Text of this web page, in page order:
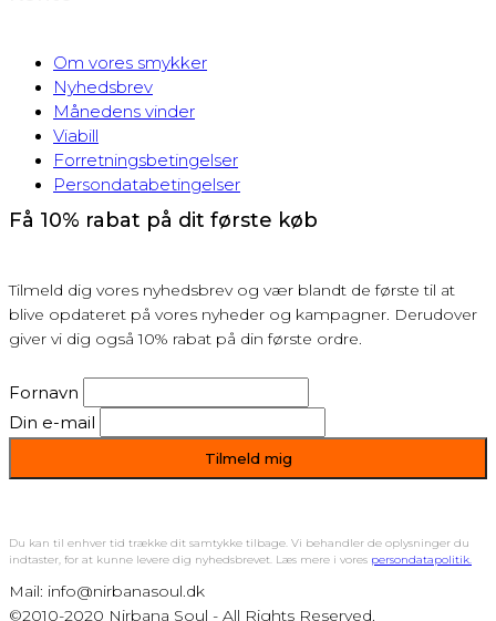
Om vores smykker
Nyhedsbrev
Månedens vinder
Viabill
Forretningsbetingelser
Persondatabetingelser
Få 10% rabat på dit første køb
Tilmeld dig vores nyhedsbrev og vær blandt de første til at
blive opdateret på vores nyheder og kampagner. Derudover
giver vi dig også 10% rabat på din første ordre.
Fornavn
Din e-mail
Du kan til enhver tid trække dit samtykke tilbage. Vi behandler de oplysninger du
indtaster, for at kunne levere dig nyhedsbrevet. Læs mere i vores persondatapolitik.
Mail: info@nirbanasoul.dk
©2010-2020 Nirbana Soul - All Rights Reserved.